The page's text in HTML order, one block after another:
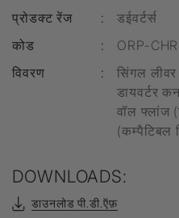
प्रोडक्ट रेंज :
डईवर्टर्स
कोड
:
ORP-
विवरण
:
सिंगल
डायवर्टर
वॉल फ्लांज
(कम्पैटिबल
DOWNLOADS:
डाउनलोड पी.डी.ऍफ़